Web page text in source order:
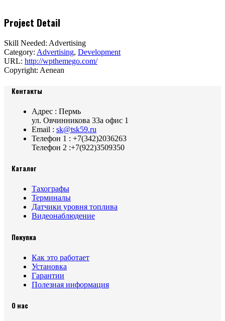
Project Detail
Skill Needed: Advertising
Category: Advertising, Development
URL: http://wpthemego.com/
Copyright: Aenean
Контакты
Адрес : Пермь
ул. Овчинникова 33а офис 1
Email : sk@tsk59.ru
Телефон 1 : +7(342)2036263
Телефон 2 :+7(922)3509350
Каталог
Тахографы
Терминалы
Датчики уровня топлива
Видеонаблюдение
Покупка
Как это работает
Установка
Гарантии
Полезная информация
О нас